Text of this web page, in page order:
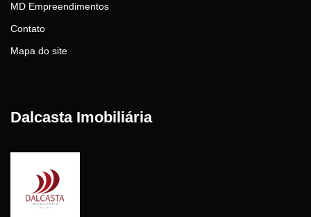
MD Empreendimentos
Contato
Mapa do site
Dalcasta Imobiliária